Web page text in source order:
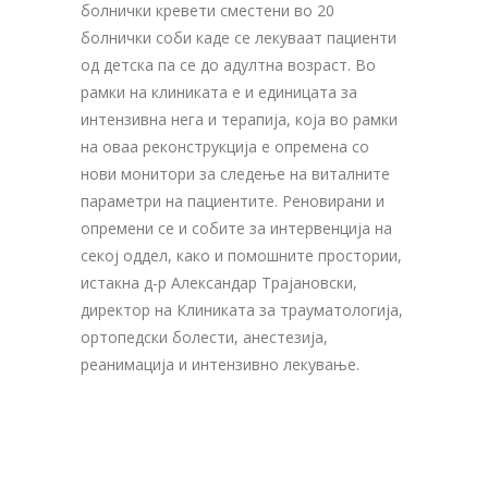
болнички кревети сместени во 20
болнички соби каде се лекуваат пациенти
од детска па се до адултна возраст. Во
рамки на клиниката е и единицата за
интензивна нега и терапија, која во рамки
на оваа реконструкција е опремена со
нови монитори за следење на виталните
параметри на пациентите. Реновирани и
опремени се и собите за интервенција на
секој оддел, како и помошните простории,
истакна д-р Александар Трајановски,
директор на Клиниката за трауматологија,
ортопедски болести, анестезија,
реанимација и интензивно лекување.